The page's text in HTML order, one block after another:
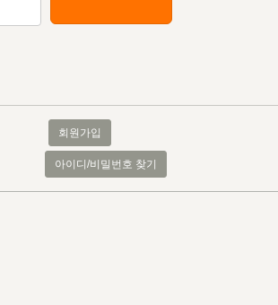
회원가입
아이디/비밀번호 찾기